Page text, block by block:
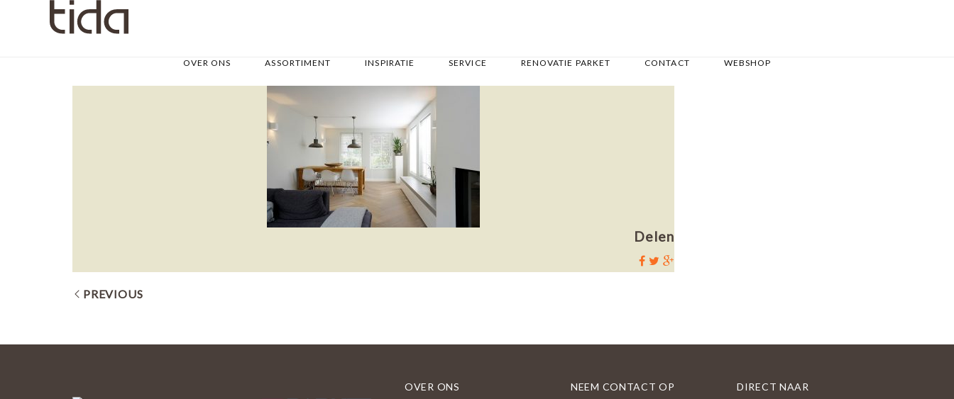
OVER ONS ASSORTIMENT INSPIRATIE SERVICE RENOVATIE PARKET CONTACT WEBSHOP
Delen
PREVIOUS
OVER ONS NEEM CONTACT OP DIRECT NAAR